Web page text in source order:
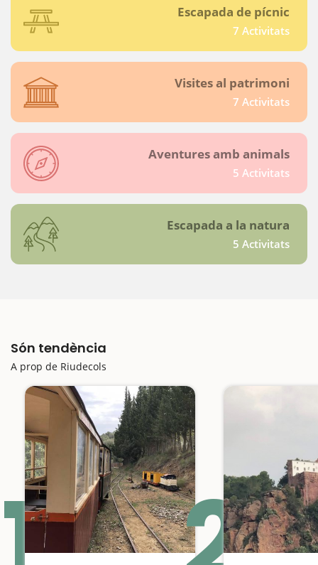
Escapada de pícnic
7 Activitats
Visites al patrimoni
7 Activitats
Aventures amb animals
5 Activitats
Escapada a la natura
5 Activitats
Són tendència
A prop de Riudecols